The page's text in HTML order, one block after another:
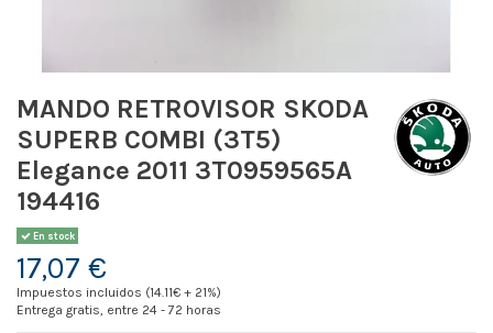
MANDO RETROVISOR SKODA
SUPERB COMBI (3T5)
Elegance 2011 3T0959565A
194416
En stock
17,07 €
Impuestos incluidos (14.11€ + 21%)
Entrega gratis, entre 24 - 72 horas